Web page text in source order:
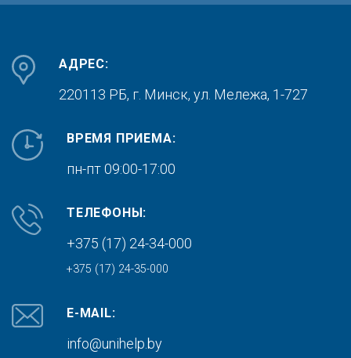
АДРЕС:
220113 РБ, г. Минск, ул. Мележа, 1-727
ВРЕМЯ ПРИЕМА:
пн-пт 09:00-17:00
ТЕЛЕФОНЫ:
+375 (17) 24-34-000
+375 (17) 24-35-000
E-MAIL:
info@unihelp.by